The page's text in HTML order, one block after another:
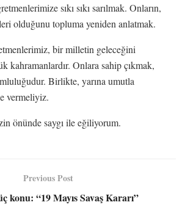
sıkı sıkı sarılmak. Onların,
olduğunu topluma yeniden anlatmak.
bir milletin geleceğini
kahramanlardır. Onlara sahip çıkmak,
Birlikte, yarına umutla
vermeliyiz.
önünde saygı ile eğiliyorum.
Previous Post
konu: “19 Mayıs Savaş Kararı”